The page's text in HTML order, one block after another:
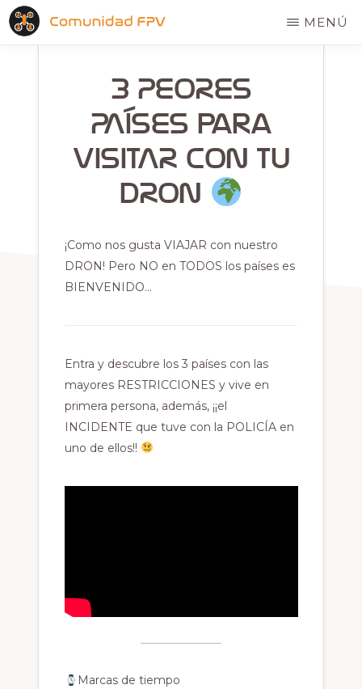
Saltar
COMUNIDAD
MENÚ
3 PEORES
PAÍSES para
VISITAR con tu
DRON
¡Como nos gusta VIAJAR con nuestro
DRON! Pero NO en TODOS los países es
BIENVENIDO…
Entra y descubre los 3 países con las
mayores RESTRICCIONES y vive en
primera persona, además, ¡¡el
INCIDENTE que tuve con la POLICÍA en
uno de ellos!!
Marcas de tiempo